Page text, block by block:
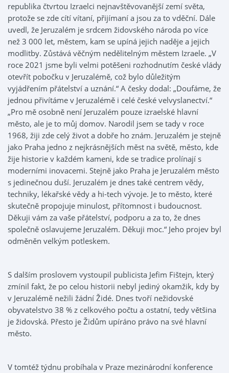
republika čtvrtou Izraelci nejnavštěvovanější zemí světa,
protože se zde cítí vítaní, přijímaní a jsou za to vděční. Dále
uvedl, že Jeruzalém je srdcem židovského národa po více
než 3 000 let, městem, kam se upíná jejich naděje a jejich
modlitby. Zůstává věčným nedělitelným městem Izraele. „V
roce 2021 jsme byli velmi potěšeni rozhodnutím české vlády
otevřít pobočku v Jeruzalémě, což bylo důležitým
vyjádřením přátelství a uznání.“ A česky dodal: „Doufáme, že
jednou přivítáme v Jeruzalémě i celé české velvyslanectví.“
„Pro mě osobně není Jeruzalém pouze izraelské hlavní
město, ale je to můj domov. Narodil jsem se tady v roce
1968, žiji zde celý život a dobře ho znám. Jeruzalém je stejně
jako Praha jedno z nejkrásnějších měst na světě, město, kde
žije historie v každém kameni, kde se tradice prolínají s
moderními inovacemi. Stejně jako Praha je Jeruzalém město
s jedinečnou duší. Jeruzalém je dnes také centrem vědy,
techniky, lékařské vědy a hi-tech vývoje. Je to město, které
skutečně propojuje minulost, přítomnost i budoucnost.
Děkuji vám za vaše přátelství, podporu a za to, že dnes
společně oslavujeme Jeruzalém. Děkuji moc.“ Jeho projev byl
odměněn velkým potleskem.
S dalším proslovem vystoupil publicista Jefim Fištejn, který
zmínil fakt, že po celou historii nebyl jediný okamžik, kdy by
v Jeruzalémě nežili žádní Židé. Dnes tvoří nežidovské
obyvatelstvo 38 % z celkového počtu a ostatní, tedy většina
je židovská. Přesto je Židům upíráno právo na své hlavní
město.
V tomtéž týdnu probíhala v Praze mezinárodní konference